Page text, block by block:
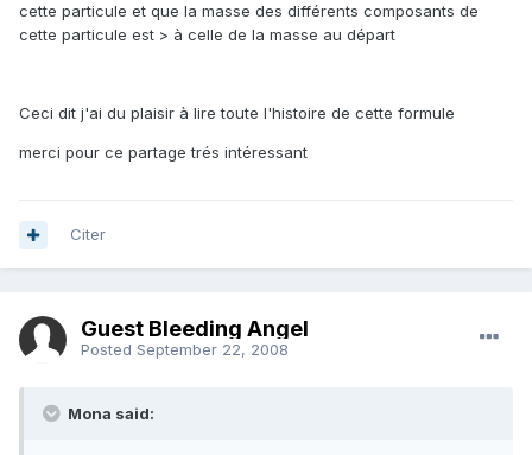
cette particule et que la masse des différents composants de
cette particule est > à celle de la masse au départ
Ceci dit j'ai du plaisir à lire toute l'histoire de cette formule
merci pour ce partage trés intéressant
Citer
Guest Bleeding Angel
Posted September 22, 2008
Mona said: